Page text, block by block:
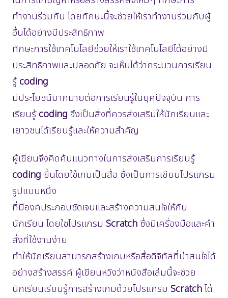
ทำงานร่วมกัน โดยทักษะนี้จะช่วยให้เราทำงานร่วมกับผู้
อื่นได้อย่างมีประสิทธิภาพ
ทักษะการใช้เทคโนโลยีช่วยให้เราใช้เทคโนโลยีได้อย่างมี
ประสิทธิภาพและปลอดภัย จะเห็นได้ว่ากระบวนการเรียน
รู้coding
มีประโยชน์มากมายต่อการเรียนรู้ในยุคปัจจุบัน การ
เรียนรู้coding จึงเป็นสิ่งที่ควรส่งเสริมให้นักเรียนและ
เยาวชนได้เรียนรู้และให้ความสำคัญ
ผู้เขียนจึงคิดค้นแนวทางในการส่งเสริมการเรียนรู้
coding ขึ้นโดยใช้เกมเป็นสื่อ ซึ่งเป็นการเขียนโปรแกรม
รูปแบบหนึ่ง
ที่มีองค์ประกอบชัดเจนและสร้างความสนใจให้กับ
นักเรียน โดยใชโปรแกรม Scratch ซึ่งมีเครื่องมือและคำ
สั่งที่ใช้งานง่าย
ทำให้นักเรียนสามารถสร้างเกมหรือสื่อดิจิทัลที่น่าสนใจได้
อย่างสร้างสรรค์ ผู้เขียนหวังว่าหนังสือเล่มนี้จะช่วย
นักเรียนเรียนรู้การสร้างเกมด้วยโปรแกรม Scratchได้